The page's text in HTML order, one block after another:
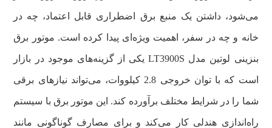
می‌شود، داشتن یک منبع برق اضطراری قابل اعتماد، چه در
خانه و چه در سفر، اهمیت ویژه‌ای پیدا کرده است. موتور برق
بنزینی لوتین مدل LT3900S یکی از گزینه‌های موجود در بازار
است که با توان خروجی 2.8 کیلووات، می‌تواند نیازهای برقی
شما را در شرایط مختلف برآورده کند. این موتور برق با سیستم
راه‌اندازی هندلی کار می‌کند و برای مصارف گوناگونی مانند